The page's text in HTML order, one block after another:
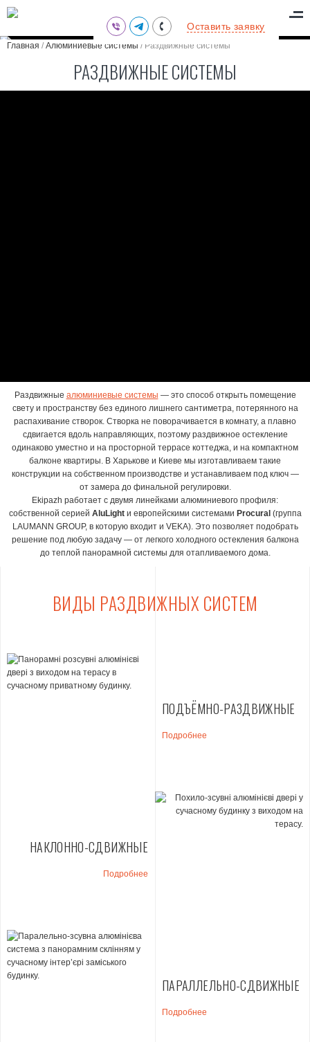
(095) 711-77-47
(097) 773-73-71
Оставить заявку
Главная / Алюминиевые системы / Раздвижные системы
РАЗДВИЖНЫЕ СИСТЕМЫ
Раздвижные алюминиевые системы — это способ открыть помещение
свету и пространству без единого лишнего сантиметра, потерянного на
распахивание створок. Створка не поворачивается в комнату, а плавно
сдвигается вдоль направляющих, поэтому раздвижное остекление
одинаково уместно и на просторной террасе коттеджа, и на компактном
балконе квартиры. В Харькове и Киеве мы изготавливаем такие
конструкции на собственном производстве и устанавливаем под ключ —
от замера до финальной регулировки.
Ekipazh работает с двумя линейками алюминиевого профиля:
собственной серией AluLightи европейскими системами Procural (группа
LAUMANN GROUP, в которую входит и VEKA). Это позволяет подобрать
решение под любую задачу — от легкого холодного остекления балкона
до теплой панорамной системы для отапливаемого дома.
ВИДЫ РАЗДВИЖНЫХ СИСТЕМ
ПОДЪЁМНО-РАЗДВИЖНЫЕ
Подробнее
НАКЛОННО-СДВИЖНЫЕ
Подробнее
ПАРАЛЛЕЛЬНО-СДВИЖНЫЕ
Подробнее